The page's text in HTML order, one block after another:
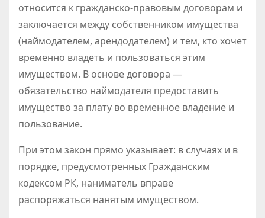
относится к гражданско-правовым договорам и
заключается между собственником имущества
(наймодателем, арендодателем) и тем, кто хочет
временно владеть и пользоваться этим
имуществом. В основе договора —
обязательство наймодателя предоставить
имущество за плату во временное владение и
пользование.
При этом закон прямо указывает: в случаях и в
порядке, предусмотренных Гражданским
кодексом РК, наниматель вправе
распоряжаться нанятым имуществом.